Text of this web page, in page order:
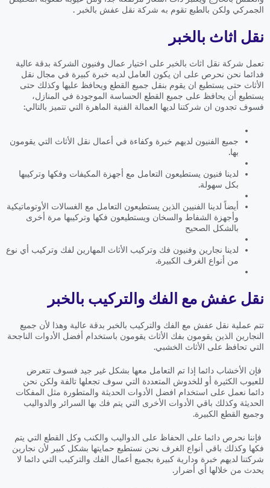
الجمركي ولكن بالطبع تقوم به شركة نقل عفش بالخبر .
نقل اثاث بالخبر
تعمل شركة نقل اثاث بالخبر على اختيار عمال وفنيون الشركة بدقة عالية
فدائما نحن نحرص على ان يكون العامل لديه خبرة كبيرة في مجال نقل
الأثاث حتى يستطيع ان يقوم بنقل جميع القطع ويحافظ عليها وكذلك حتى
يستطيع أن يحافظ على جميع القطع الحساسة الموجودة في المنازل،
فسوف تجدون ان شركتنا لديها العمالة الفنية الماهرة التي تتميز بالتالي:
جميع الفنيون لديهم خبرة وكفاءة في أعمال نقل الأثاث التي يقومون
بها.
لدينا فنيون يستطيعون التعامل مع أجهزة المكيفات وفكها وتركيبها
بكل سهولة.
أيضاً لدينا الفنيين الذين يستطيعون التعامل مع الغسالات الأوتوماتيكية
وأجهزة الشفاط والسخان ويستطيعون فكها وتركيبها مرة أخرى
بالشكل الصحيح
لدينا نجارين وفنيون فك وتركيب الأثاث المهارين لفك وتركيب أي نوع
من أنواع الغرف الكبيرة.
نقل عفش مع الفك والتركيب بالخبر
تتم عملية نقل عفش مع الفك والتركيب بالخبر بدقة عالية وهذا لأن جميع
النجارين الذين يقومون بفك الأثاث يقومون باستخدام أفضل الأدوات الناجحة
التي تحافظ على الأثاث الخشبي.
فإن الأخشاب دائما إذا تم التعامل معها بشكل غير جيد فسوف تتعرض
للعيوب الكثيرة أو للخدوش المتعددة التي سوف تجعلها تالفة ولكن نحن
دائما نعمل على استخدام افضل الأدوات الحديثة والمتطورة مثل المفكات
الحديثة وكذلك باقي الأدوات الأخرى التي يتم فك بها السرائر والدواليب
وجميع القطع الكبيرة.
فإننا نحرص دائما على الحفاظ على الدواليب والكنب وكل القطع التي يتم
فكها وكذلك باقي أنواع الغرف نحن نستطيع حمايتها بشكل كبير لأن نجارين
شركتنا لديهم خبرة ودارية كبيرة بجميع أعمال الفك والتركيب التي دائما لا
يحدث من خلالها أي أضرار.